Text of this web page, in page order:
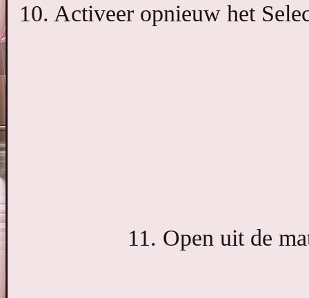
10. Activeer opnieuw het
11. Open uit de